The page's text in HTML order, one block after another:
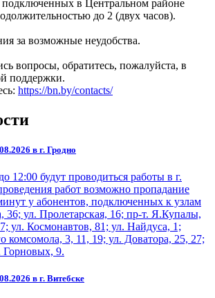
подключенных в Центральном районе
до 2 (двух часов).
за возможные неудобства.
вопросы, обратитесь, пожалуйста, в
поддержки.
https://bn.by/contacts/
в г. Гродно
12:00 будут проводиться работы в г.
работ возможно пропадание
у абонентов, подключенных к узлам
36; ул. Пролетарская, 16; пр-т. Я.Купалы,
ул. Космонавтов, 81; ул. Найдуса, 1;
комсомола, 3, 11, 19; ул. Доватора, 25, 27;
9.
в г. Витебске